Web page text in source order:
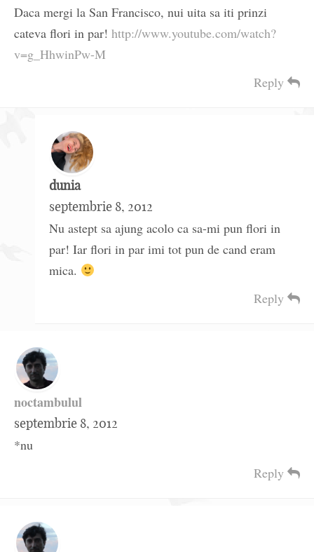
Daca mergi la San Francisco, nui uita sa iti prinzi
cateva flori in par! http://www.youtube.com/watch?
v=g_HhwinPw-M
Reply
dunia
septembrie 8, 2012
Nu astept sa ajung acolo ca sa-mi pun flori in
par! Iar flori in par imi tot pun de cand eram
mica.
Reply
noctambulul
septembrie 8, 2012
*nu
Reply